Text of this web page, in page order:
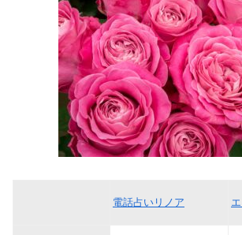
電話占いリノア